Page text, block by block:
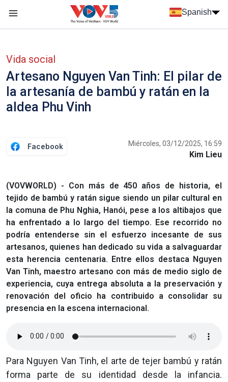
Spanish
Vida social
Artesano Nguyen Van Tinh: El pilar de
la artesanía de bambú y ratán en la
aldea Phu Vinh
Facebook Miércoles, 03/12/2025, 16:59
Kim Lieu
(VOVWORLD) - Con más de 450 años de historia, el
tejido de bambú y ratán sigue siendo un pilar cultural en
la comuna de Phu Nghia, Hanói, pese a los altibajos que
ha enfrentado a lo largo del tiempo. Ese recorrido no
podría entenderse sin el esfuerzo incesante de sus
artesanos, quienes han dedicado su vida a salvaguardar
esta herencia centenaria. Entre ellos destaca Nguyen
Van Tinh, maestro artesano con más de medio siglo de
experiencia, cuya entrega absoluta a la preservación y
renovación del oficio ha contribuido a consolidar su
presencia en la escena internacional.
Para Nguyen Van Tinh, el arte de tejer bambú y ratán
forma parte de su identidad desde la infancia.